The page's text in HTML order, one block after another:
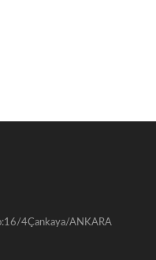
4Çankaya/ANKARA